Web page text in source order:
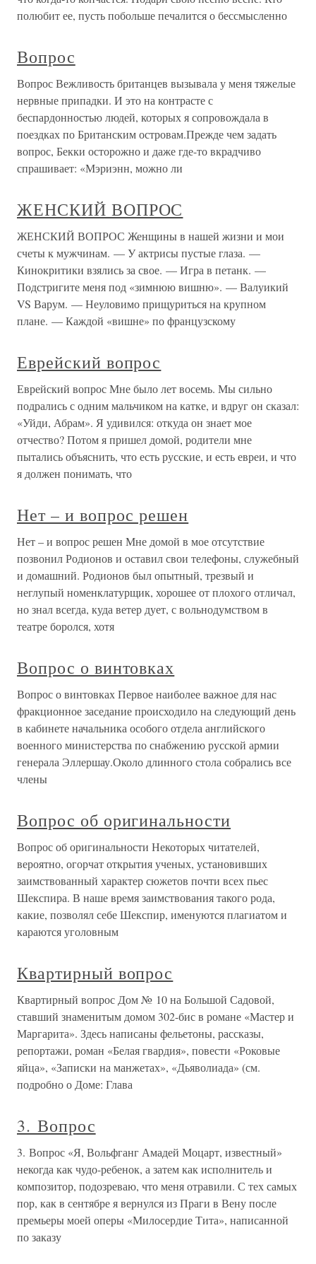
полюбит ее, пусть побольше печалится о бессмысленно
Вопрос
Вопрос Вежливость британцев вызывала у меня тяжелые
нервные припадки. И это на контрасте с
беспардонностью людей, которых я сопровождала в
поездках по Британским островам.Прежде чем задать
вопрос, Бекки осторожно и даже где-то вкрадчиво
спрашивает: «Мэриэнн, можно ли
ЖЕНСКИЙ ВОПРОС
ЖЕНСКИЙ ВОПРОС Женщины в нашей жизни и мои
счеты к мужчинам. — У актрисы пустые глаза. —
Кинокритики взялись за свое. — Игра в петанк. —
Подстригите меня под «зимнюю вишню». — Валуикий
VS Варум. — Неуловимо прищуриться на крупном
плане. — Каждой «вишне» по французскому
Еврейский вопрос
Еврейский вопрос Мне было лет восемь. Мы сильно
подрались с одним мальчиком на катке, и вдруг он сказал:
«Уйди, Абрам». Я удивился: откуда он знает мое
отчество? Потом я пришел домой, родители мне
пытались объяснить, что есть русские, и есть евреи, и что
я должен понимать, что
Нет – и вопрос решен
Нет – и вопрос решен Мне домой в мое отсутствие
позвонил Родионов и оставил свои телефоны, служебный
и домашний. Родионов был опытный, трезвый и
неглупый номенклатурщик, хорошее от плохого отличал,
но знал всегда, куда ветер дует, с вольнодумством в
театре боролся, хотя
Вопрос о винтовках
Вопрос о винтовках Первое наиболее важное для нас
фракционное заседание происходило на следующий день
в кабинете начальника особого отдела английского
военного министерства по снабжению русской армии
генерала Эллершау.Около длинного стола собрались все
члены
Вопрос об оригинальности
Вопрос об оригинальности Некоторых читателей,
вероятно, огорчат открытия ученых, установивших
заимствованный характер сюжетов почти всех пьес
Шекспира. В наше время заимствования такого рода,
какие, позволял себе Шекспир, именуются плагиатом и
караются уголовным
Квартирный вопрос
Квартирный вопрос Дом № 10 на Большой Садовой,
ставший знаменитым домом 302-бис в романе «Мастер и
Маргарита». Здесь написаны фельетоны, рассказы,
репортажи, роман «Белая гвардия», повести «Роковые
яйца», «Записки на манжетах», «Дьяволиада» (см.
подробно о Доме: Глава
3. Вопрос
3. Вопрос «Я, Вольфганг Амадей Моцарт, известный»
некогда как чудо-ребенок, а затем как исполнитель и
композитор, подозреваю, что меня отравили. С тех самых
пор, как в сентябре я вернулся из Праги в Вену после
премьеры моей оперы «Милосердие Тита», написанной
по заказу